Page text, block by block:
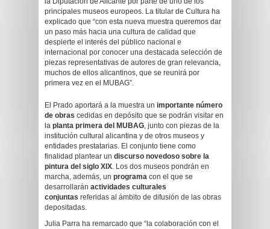
principales museos europeos. La titular de Cultura ha
explicado que “con esta nueva muestra queremos dar
un paso más hacia una cultura de calidad que
despierte el interés del público nacional e
internacional por conocer una destacada selección de
piezas representativas de autores de gran relevancia,
muchos de ellos alicantinos, que se reunirá por
primera vez en el MUBAG”.
El Prado aportará a la muestra un importante número
de obras cedidas en depósito que se podrán visitar en
la planta primera del MUBAG, junto con piezas de la
institución cultural alicantina y de otros museos y
entidades prestatarias. El conjunto tiene como
finalidad plantear un discurso novedoso sobre la
pintura del siglo XIX. Los dos museos pondrán en
marcha, además, un programa con el que se
desarrollarán actividades culturales
conjuntas referidas al ámbito de difusión de las obras
depositadas.
Julia Parra ha remarcado que “la colaboración con el